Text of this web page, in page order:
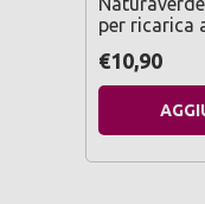
per ricarica
€10,90